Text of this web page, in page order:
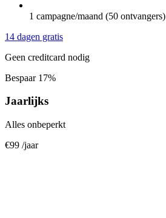
1 campagne/maand (50 ontvangers)
14 dagen gratis
Geen creditcard nodig
Bespaar 17%
Jaarlijks
Alles onbeperkt
€99 /jaar